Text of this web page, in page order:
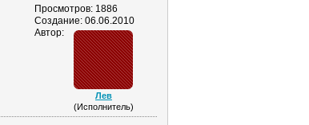
Просмотров: 1886
Создание: 06.06.2010
Автор:
Лев
(Исполнитель)